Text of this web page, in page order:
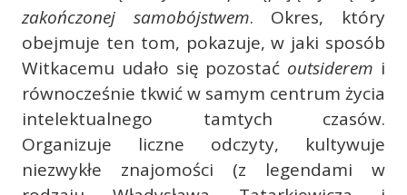
zakończonej samobójstwem. Okres, który
obejmuje ten tom, pokazuje, w jaki sposób
Witkacemu udało się pozostać outsiderem i
równocześnie tkwić w samym centrum życia
intelektualnego tamtych czasów.
Organizuje liczne odczyty, kultywuje
niezwykłe znajomości (z legendami w